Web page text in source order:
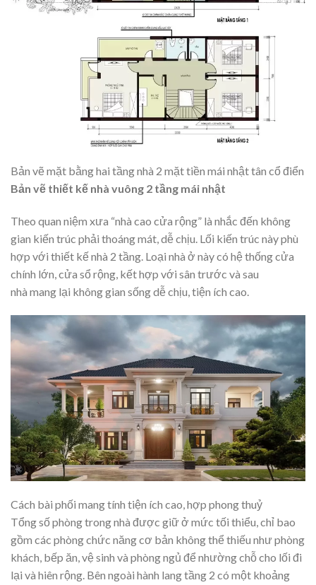
Bản vẽ mặt bằng hai tầng nhà 2 mặt tiền mái nhật tân cổ điển
Bản vẽ thiết kế nhà vuông 2 tầng mái nhật
Theo quan niệm xưa “nhà cao cửa rộng” là nhắc đến không
gian kiến trúc phải thoáng mát, dễ chịu. Lối kiến trúc này phù
hợp với thiết kế nhà 2 tầng. Loại nhà ở này có hệ thống cửa
chính lớn, cửa sổ rộng, kết hợp với sân trước và sau
nhà mang lại không gian sống dễ chịu, tiện ích cao.
Cách bài phối mang tính tiện ích cao, hợp phong thuỷ
Tổng số phòng trong nhà được giữ ở mức tối thiểu, chỉ bao
gồm các phòng chức năng cơ bản không thể thiếu như phòng
khách, bếp ăn, vệ sinh và phòng ngủ để nhường chỗ cho lối đi
lại và hiên rộng. Bên ngoài hành lang tầng 2 có một khoảng